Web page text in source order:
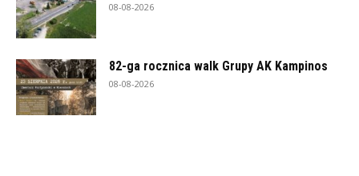
08-08-2026
82-ga rocznica walk Grupy AK Kampinos
08-08-2026